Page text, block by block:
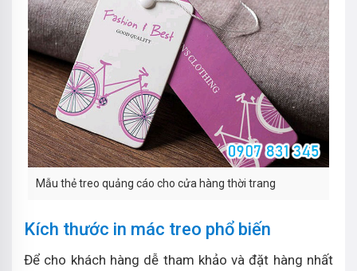
Mẫu thẻ treo quảng cáo cho cửa hàng thời trang
Kích thước in mác treo phổ biến
Để cho khách hàng dễ tham khảo và đặt hàng nhất